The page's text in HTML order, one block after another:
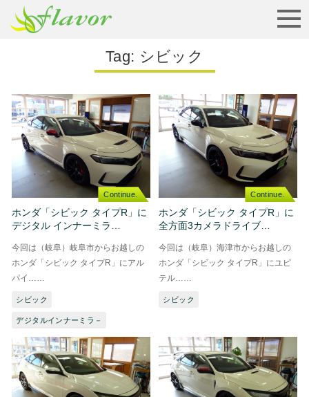
Tag: シビック
Continue.
ホンダ「シビック タイプR」に
デジタル インナーミラ…
今回は（岐阜）岐阜市からお越しの
ホンダ「シビック タイプR」にアル
パイ……
シビック
デジタルインナーミラ－
Continue.
ホンダ「シビック タイプR」に
全方面3カメラドライブ…
今回は（岐阜）海津市からお越しの
ホンダ「シビック タイプR」にユピ
テル……
シビック